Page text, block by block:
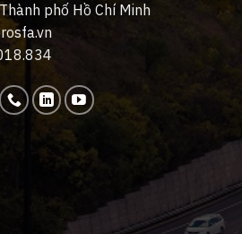
phố Hồ Chí Minh